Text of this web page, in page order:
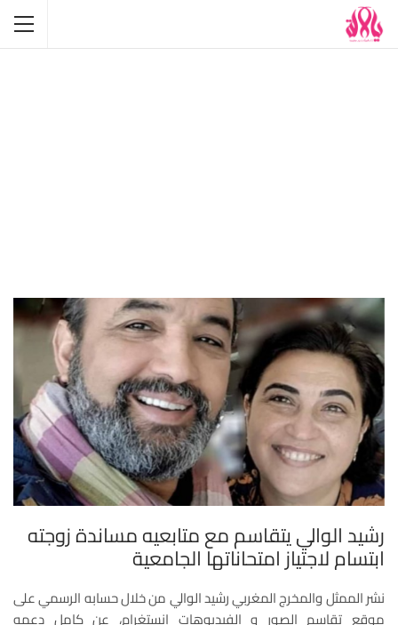
رشيد الوالي يتقاسم مع متابعيه مساندة زوجته
ابتسام لاجتياز امتحاناتها الجامعية
نشر الممثل والمخرج المغربي رشيد الوالي من خلال حسابه الرسمي على
موقع تقاسم الصور و الفيديوهات إنستغرام، عن كامل دعمه